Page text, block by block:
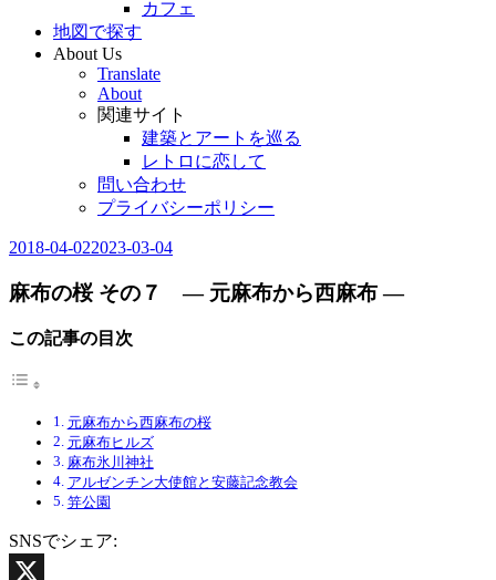
カフェ
地図で探す
About Us
Translate
About
関連サイト
建築とアートを巡る
レトロに恋して
問い合わせ
プライバシーポリシー
2018-04-022023-03-04
Chief
麻布の桜 その７ ― 元麻布から西麻布 ―
この記事の目次
元麻布から西麻布の桜
元麻布ヒルズ
麻布氷川神社
アルゼンチン大使館と安藤記念教会
笄公園
SNSでシェア: